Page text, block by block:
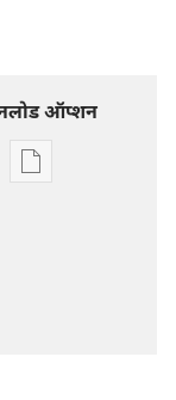
ऑप्शन
डिजिटल